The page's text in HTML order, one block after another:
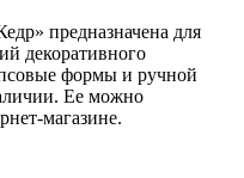
предназначена для
декоративного
формы и ручной
Ее можно
магазине.